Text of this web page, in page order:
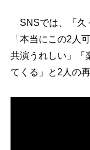
SNSでは、「久
「本当にこの2人
共演うれしい」「
てくる」と2人の